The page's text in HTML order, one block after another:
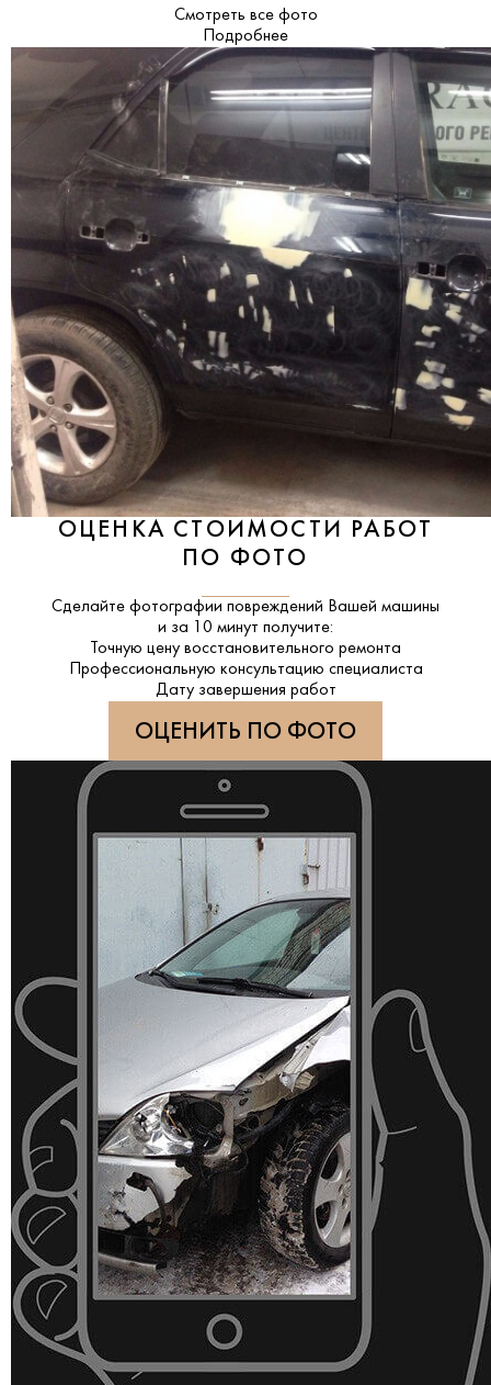
Смотреть все фото
Подробнее
ОЦЕНКА СТОИМОСТИ РАБОТ
ПО ФОТО
Сделайте фотографии повреждений Вашей машины
и за 10 минут получите:
Точную цену восстановительного ремонта
Профессиональную консультацию специалиста
Дату завершения работ
ОЦЕНИТЬ ПО ФОТО